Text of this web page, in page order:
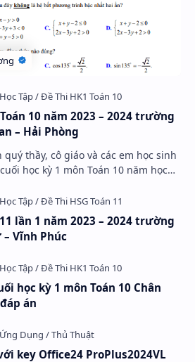
10 năm 2023 – 2024 trường
– Hải Phòng
thầy, cô giáo và các em học sinh
học kỳ 1 môn Toán 10 năm học
lần 1 năm 2023 – 2024 trường
– Vĩnh Phúc
học kỳ 1 môn Toán 10 Chân
án
key Office24 ProPlus2024VL